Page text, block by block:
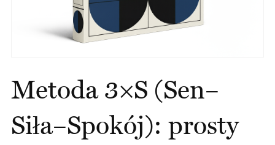
Metoda 3×S (Sen–
Siła–Spokój): prosty